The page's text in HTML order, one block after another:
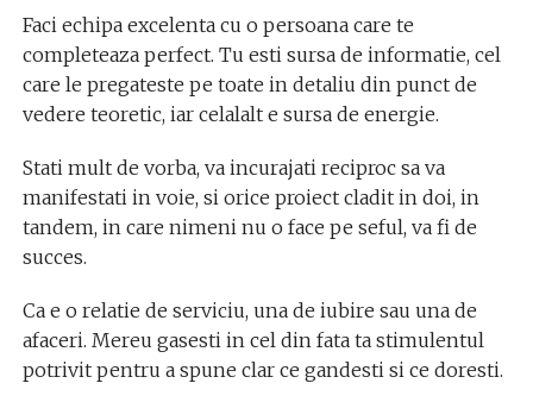
Faci echipa excelenta cu o persoana care te
completeaza perfect. Tu esti sursa de informatie, cel
care le pregateste pe toate in detaliu din punct de
vedere teoretic, iar celalalt e sursa de energie.
Stati mult de vorba, va incurajati reciproc sa va
manifestati in voie, si orice proiect cladit in doi, in
tandem, in care nimeni nu o face pe seful, va fi de
succes.
Ca e o relatie de serviciu, una de iubire sau una de
afaceri. Mereu gasesti in cel din fata ta stimulentul
potrivit pentru a spune clar ce gandesti si ce doresti.